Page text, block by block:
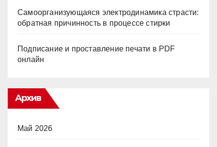
Самоорганизующаяся электродинамика страсти:
обратная причинность в процессе стирки
Подписание и проставление печати в PDF
онлайн
Архив
Май 2026